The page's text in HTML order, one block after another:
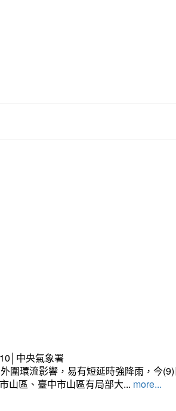
中央氣象署
圍環流影響，易有短延時強降雨，今
山區、臺中市山區有局部大... more...